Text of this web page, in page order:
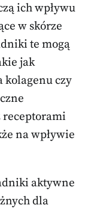
ich wpływu
w skórze
te mogą
jak
kolagenu czy
receptorami
na wpływie
aktywne
dla